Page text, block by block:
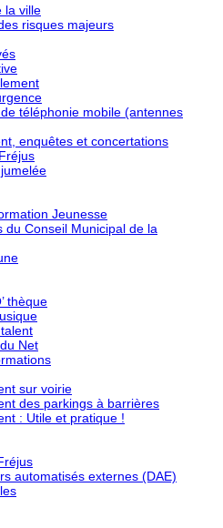
la ville
risques majeurs
téléphonie mobile (antennes
enquêtes et concertations
Jeunesse
du Conseil Municipal de la
thèque
Net
sur voirie
des parkings à barrières
: Utile et pratique !
automatisés externes (DAE)